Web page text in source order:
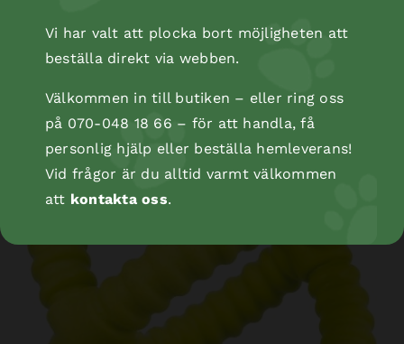
Vi har valt att plocka bort möjligheten att
beställa direkt via webben.
Välkommen in till butiken – eller ring oss
på 070-048 18 66 – för att handla, få
personlig hjälp eller beställa hemleverans!
Vid frågor är du alltid varmt välkommen
att kontakta oss.